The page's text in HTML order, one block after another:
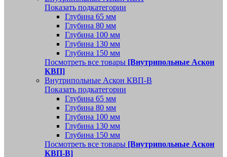
Показать подкатегории
Глубина 65 мм
Глубина 80 мм
Глубина 100 мм
Глубина 130 мм
Глубина 150 мм
Посмотреть все товары [Внутрипольные Аскон
КВП]
Внутрипольные Аскон КВП-В
Показать подкатегории
Глубина 65 мм
Глубина 80 мм
Глубина 100 мм
Глубина 130 мм
Глубина 150 мм
Посмотреть все товары [Внутрипольные Аскон
КВП-В]